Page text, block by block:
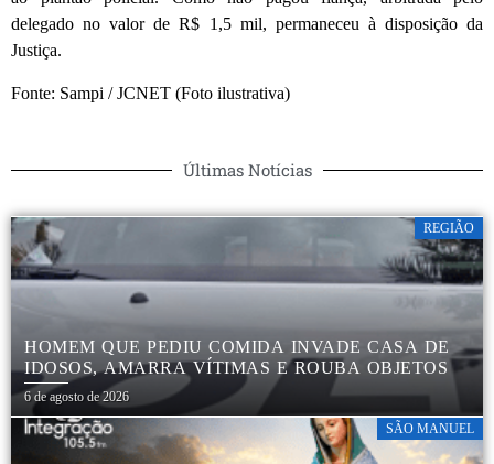
delegado no valor de R$ 1,5 mil, permaneceu à disposição da
Justiça.
Fonte: Sampi / JCNET (Foto ilustrativa)
Últimas Notícias
REGIÃO
HOMEM QUE PEDIU COMIDA INVADE CASA DE
IDOSOS, AMARRA VÍTIMAS E ROUBA OBJETOS
6 de agosto de 2026
SÃO MANUEL